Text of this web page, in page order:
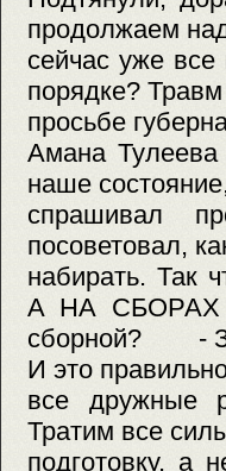
продолжаем
сейчас уже
порядке?
просьбе
Амана
наше
спрашивал
посоветовал,
набирать. Так
А НА
сборной? - За
И это
все дружные
Тратим все
подготовку,